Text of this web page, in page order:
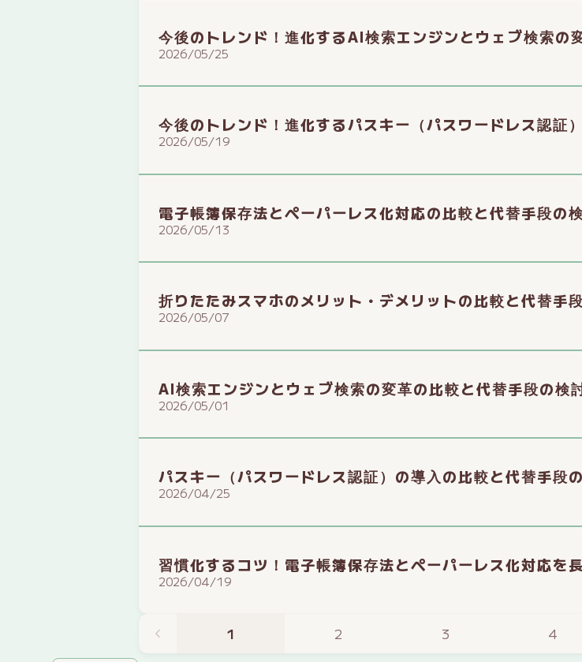
今後のトレンド！進化するAI検索エンジンとウェブ検索の
2026/05/25
今後のトレンド！進化するパスキー（パスワードレス認証
2026/05/19
電子帳簿保存法とペーパーレス化対応の比較と代替手段の
2026/05/13
折りたたみスマホのメリット・デメリットの比較と代替手
2026/05/07
AI検索エンジンとウェブ検索の変革の比較と代替手段の検
2026/05/01
パスキー（パスワードレス認証）の導入の比較と代替手段
2026/04/25
習慣化するコツ！電子帳簿保存法とペーパーレス化対応を
2026/04/19
1 2 3 4